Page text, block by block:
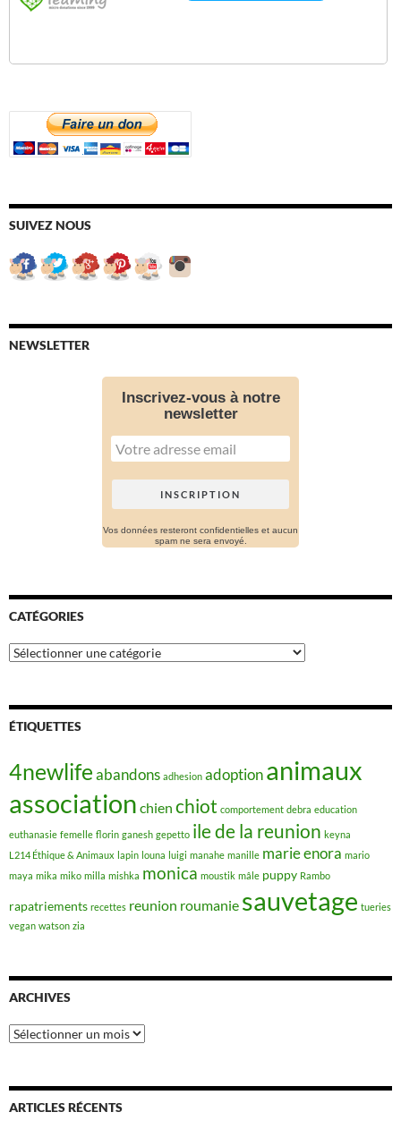
SUIVEZ NOUS
NEWSLETTER
Inscrivez-vous à notre
newsletter
Vos données resteront confidentielles et aucun
spam ne sera envoyé.
CATÉGORIES
Catégories
ÉTIQUETTES
4newlifeabandons adhesion adoptionanimaux
association chien chiot comportement debra education
euthanasie femelle florin ganesh gepetto ile de la reunion keyna
L214 Éthique & Animaux lapin louna luigi manahe manille marie enora mario
maya mika miko milla mishka monica moustik mâle puppy Rambo
rapatriements recettes reunion roumanie sauvetage tueries
vegan watson zia
ARCHIVES
Archives
ARTICLES RÉCENTS